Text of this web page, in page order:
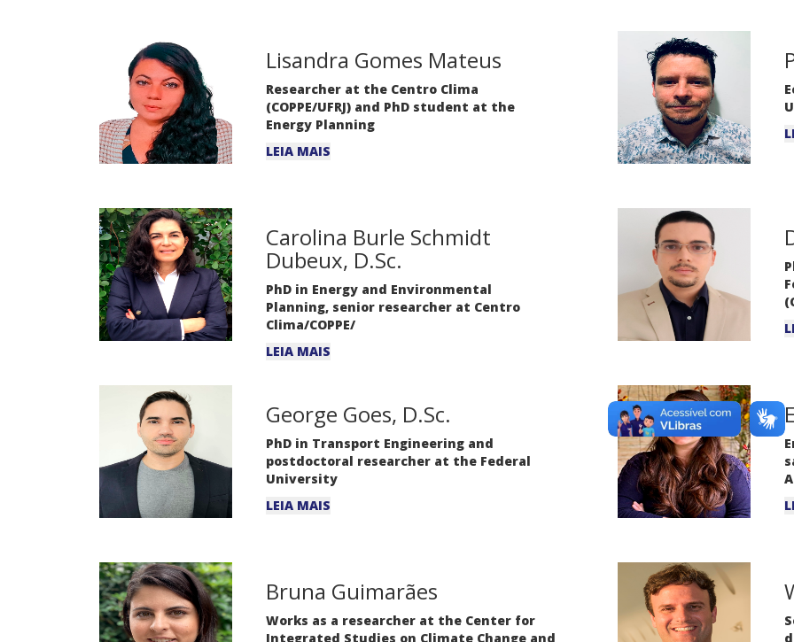
Lisandra Gomes Mateus
Researcher at the Centro Clima
(COPPE/UFRJ) and PhD student at the
Energy Planning
LEIA MAIS
Carolina Burle Schmidt
Dubeux, D.Sc.
PhD in Energy and Environmental
Planning, senior researcher at Centro
Clima/COPPE/
LEIA MAIS
George Goes, D.Sc.
PhD in Transport Engineering and
postdoctoral researcher at the Federal
University
LEIA MAIS
Bruna Guimarães
Works as a researcher at the Center for
Integrated Studies on Climate Change and